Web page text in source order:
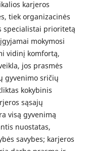
karjeros
tiek organizacinės
specialistai prioritetą
mokymosi
vidinį komfortą,
jos prasmės
gyvenimo sričių
kokybinis
sąsajų
visą gyvenimą
nuostatas,
savybes; karjeros